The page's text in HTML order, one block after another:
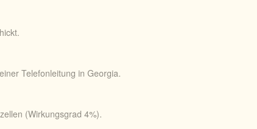
Telefonleitung in Georgia.
(Wirkungsgrad 4%).